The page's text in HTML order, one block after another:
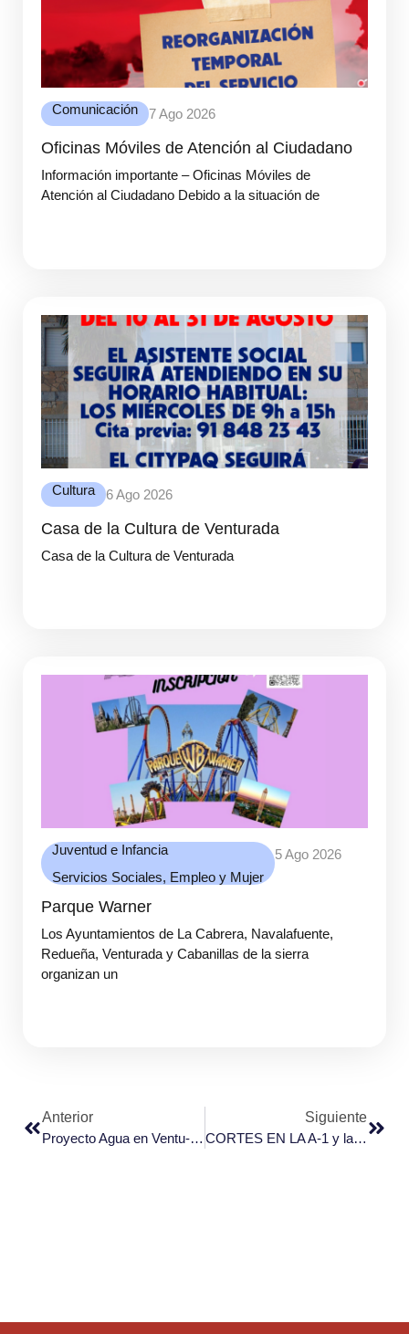
Comunicación 7 Ago 2026
Oficinas Móviles de Atención al Ciudadano
Información importante – Oficinas Móviles de
Atención al Ciudadano Debido a la situación de
Cultura 6 Ago 2026
Casa de la Cultura de Venturada
Casa de la Cultura de Venturada
Juventud e Infancia
Servicios Sociales, Empleo y Mujer
5 Ago 2026
Parque Warner
Los Ayuntamientos de La Cabrera, Navalafuente,
Redueña, Venturada y Cabanillas de la sierra
organizan un
Anterior
Proyecto Agua en Ventu-Ciencia
Siguiente
CORTES EN LA A-1 y la N-320